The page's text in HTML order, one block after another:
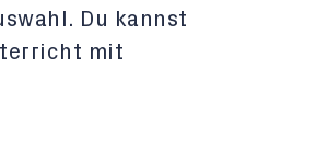
Du kannst
mit